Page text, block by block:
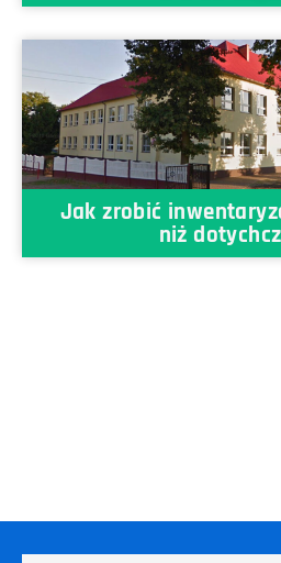
Jak zrobić
niż